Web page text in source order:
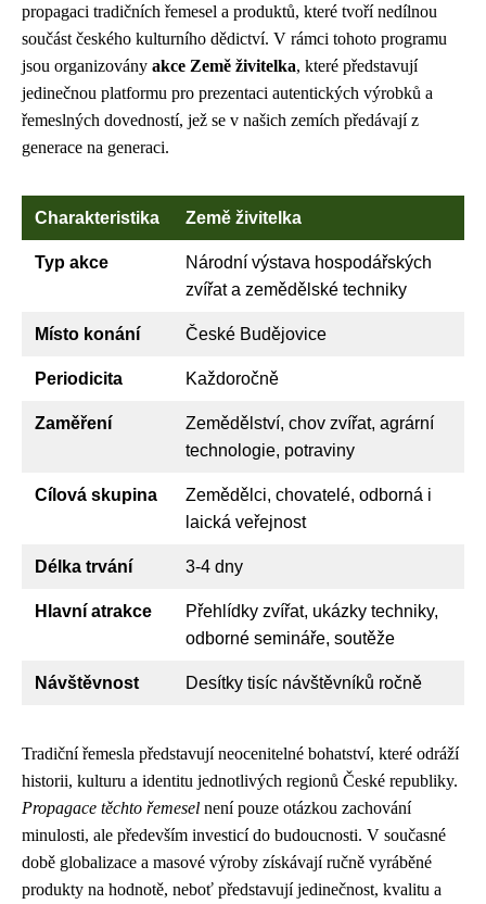
propagaci tradičních řemesel a produktů, které tvoří nedílnou
součást českého kulturního dědictví. V rámci tohoto programu
jsou organizovány akce Země živitelka, které představují
jedinečnou platformu pro prezentaci autentických výrobků a
řemeslných dovedností, jež se v našich zemích předávají z
generace na generaci.
Charakteristika Země živitelka
Typ akce
Národní výstava hospodářských
zvířat a zemědělské techniky
Místo konání České Budějovice
Periodicita Každoročně
Zaměření
Zemědělství, chov zvířat, agrární
technologie, potraviny
Cílová skupina
Zemědělci, chovatelé, odborná i
laická veřejnost
Délka trvání 3-4 dny
Hlavní atrakce
Přehlídky zvířat, ukázky techniky,
odborné semináře, soutěže
Návštěvnost Desítky tisíc návštěvníků ročně
Tradiční řemesla představují neocenitelné bohatství, které odráží
historii, kulturu a identitu jednotlivých regionů České republiky.
Propagace těchto řemesel není pouze otázkou zachování
minulosti, ale především investicí do budoucnosti. V současné
době globalizace a masové výroby získávají ručně vyráběné
produkty na hodnotě, neboť představují jedinečnost, kvalitu a